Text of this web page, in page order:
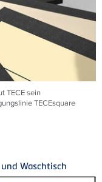
TECE sein
TECEsquare
Waschtisch